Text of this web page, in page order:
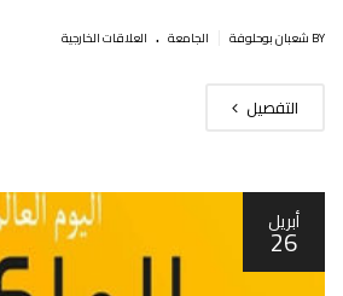
BY شعبان بوحلوفة الجامعة . العلاقات الخارجية
التفصيل
أبريل
26